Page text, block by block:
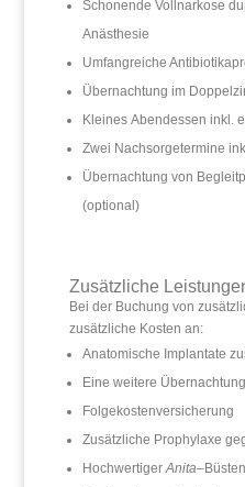
Schonende Vollnarkose
Anästhesie
Umfangreiche
Übernachtung im
Kleines Abendessen inkl.
Zwei Nachsorgetermine
Übernachtung von
(optional)
Zusätzliche
Bei der Buchung von
zusätzliche Kosten an:
Anatomische Implantate
Eine weitere
Folgekostenversicherung
Zusätzliche Prophylaxe
HochwertigerAnita